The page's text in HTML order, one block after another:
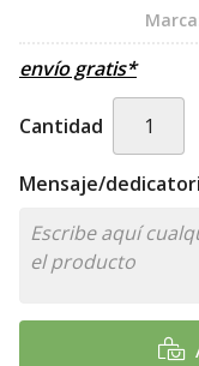
envío gratis*
Cantidad
Mensaje/